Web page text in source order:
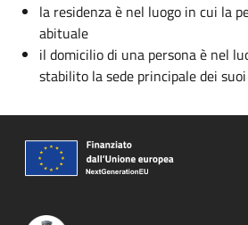
la residenza è nel luogo in cui la
abituale
il domicilio di una persona è nel
stabilito la sede principale dei